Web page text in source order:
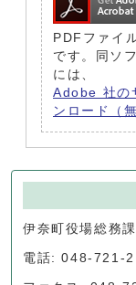
PDFファイ
です。同ソ
には、
Adobe 社の
ンロード（
伊奈町役場総務
電話: 048-721-